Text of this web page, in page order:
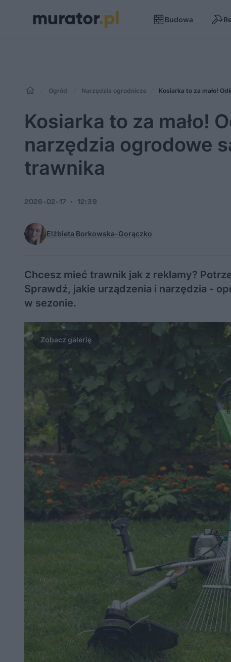
Budowa
Ogród Narzędzia ogrodnicze Kosiarka to za mało!
Kosiarka to za mało!
narzędzia ogrodowe
trawnika
Elżbieta Borkowska-Gorączko
2026-02-17 12:39
Chcesz mieć trawnik jak z reklamy?
Sprawdź, jakie urządzenia i narzędzia -
w sezonie.